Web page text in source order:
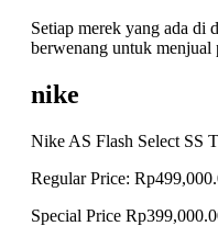
Setiap merek yang ada di
berwenang untuk menjual
nike
Nike AS Flash Select SS
Regular Price:
Special Price